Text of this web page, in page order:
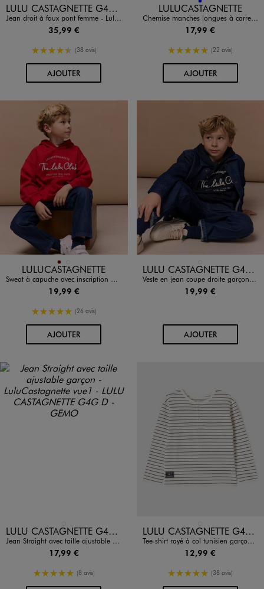
Disponible en 2 coloris LULU CASTAGNETTE G4G D
Jean droit à faux pont femme - LuluCastagnette
35,99 €
4.5/5 de moyenne
(38 avis)
AJOUTERAU PANIER
Disponible en 1 coloris
BLEU
LULUCASTAGNETTE
Chemise manches longues à carreaux vichy garçon - LuluCastagnette
17,99 €
5/5 de moyenne
(22 avis)
AJOUTERAU PANIER
Disponible en 2 coloris
BORDEAUX
LULUCASTAGNETTE
Sweat à capuche avec inscription brodée garçon - LuluCastagnette
19,99 €
5/5 de moyenne
(26 avis)
AJOUTERAU PANIER
Disponible en 1 coloris LULU CASTAGNETTE G4G D
Veste en jean coupe droite garçon - LuluCastagnette
19,99 €
AJOUTERAU PANIER
Disponible en 1 coloris LULU CASTAGNETTE G4G D
Jean Straight avec taille ajustable garçon - LuluCastagnette
17,99 €
5/5 de moyenne
(8 avis)
Disponible en 1 coloris LULU CASTAGNETTE G4G D
Tee-shirt rayé à col tunisien garçon - LuluCastagnette
12,99 €
5/5 de moyenne
(38 avis)